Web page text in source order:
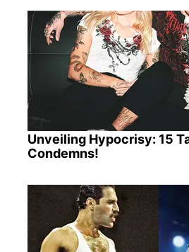
Unveiling Hypocrisy: 15
Condemns!